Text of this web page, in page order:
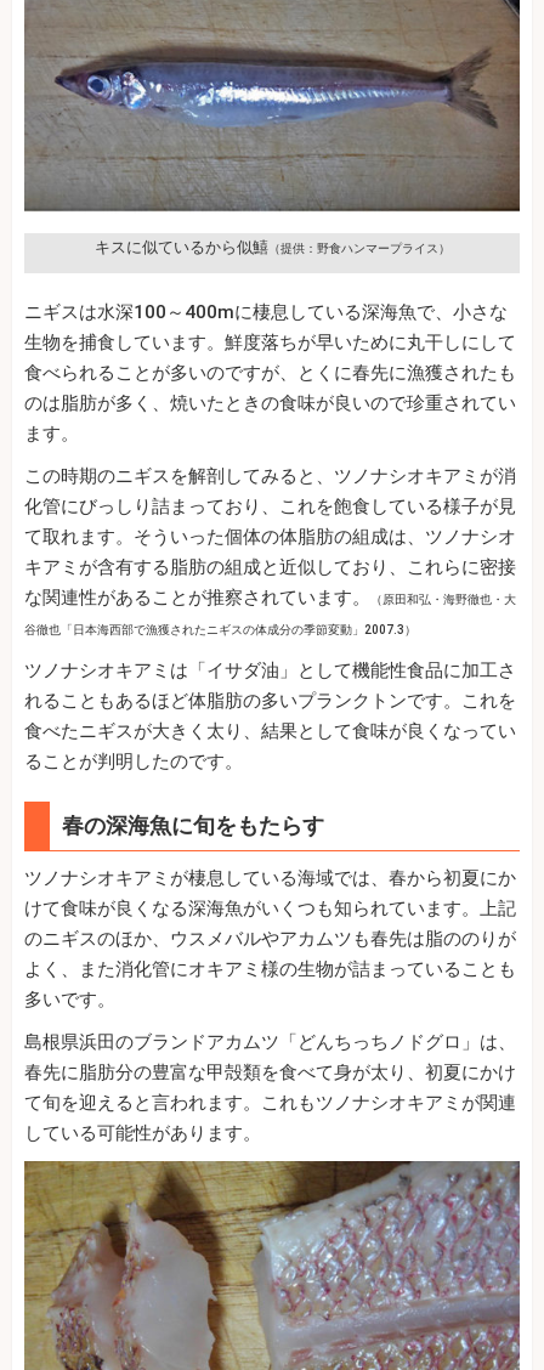
キスに似ているから似鱚（提供：野食ハンマープライス）
ニギスは水深100～400mに棲息している深海魚で、小さな
生物を捕食しています。鮮度落ちが早いために丸干しにして
食べられることが多いのですが、とくに春先に漁獲されたも
のは脂肪が多く、焼いたときの食味が良いので珍重されてい
ます。
この時期のニギスを解剖してみると、ツノナシオキアミが消
化管にびっしり詰まっており、これを飽食している様子が見
て取れます。そういった個体の体脂肪の組成は、ツノナシオ
キアミが含有する脂肪の組成と近似しており、これらに密接
な関連性があることが推察されています。
（原田和弘・海野徹也・大
谷徹也「日本海西部で漁獲されたニギスの体成分の季節変動」2007.3）
ツノナシオキアミは「イサダ油」として機能性食品に加工さ
れることもあるほど体脂肪の多いプランクトンです。これを
食べたニギスが大きく太り、結果として食味が良くなってい
ることが判明したのです。
春の深海魚に旬をもたらす
ツノナシオキアミが棲息している海域では、春から初夏にか
けて食味が良くなる深海魚がいくつも知られています。上記
のニギスのほか、ウスメバルやアカムツも春先は脂ののりが
よく、また消化管にオキアミ様の生物が詰まっていることも
多いです。
島根県浜田のブランドアカムツ「どんちっちノドグロ」は、
春先に脂肪分の豊富な甲殻類を食べて身が太り、初夏にかけ
て旬を迎えると言われます。これもツノナシオキアミが関連
している可能性があります。